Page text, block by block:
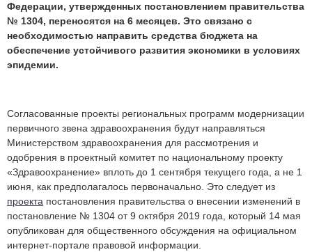
Федерации, утвержденных постановлением правительства
№ 1304, переносятся на 6 месяцев. Это связано с
необходимостью направить средства бюджета на
обеспечение устойчивого развития экономики в условиях
эпидемии.
Согласованные проекты региональных программ модернизации
первичного звена здравоохранения будут направляться
Министерством здравоохранения для рассмотрения и
одобрения в проектный комитет по национальному проекту
«Здравоохранение» вплоть до 1 сентября текущего года, а не 1
июня, как предполагалось первоначально. Это следует из
проекта постановления правительства о внесении изменений в
постановление № 1304 от 9 октября 2019 года, который 14 мая
опубликован для общественного обсуждения на официальном
интернет-портале правовой информации.